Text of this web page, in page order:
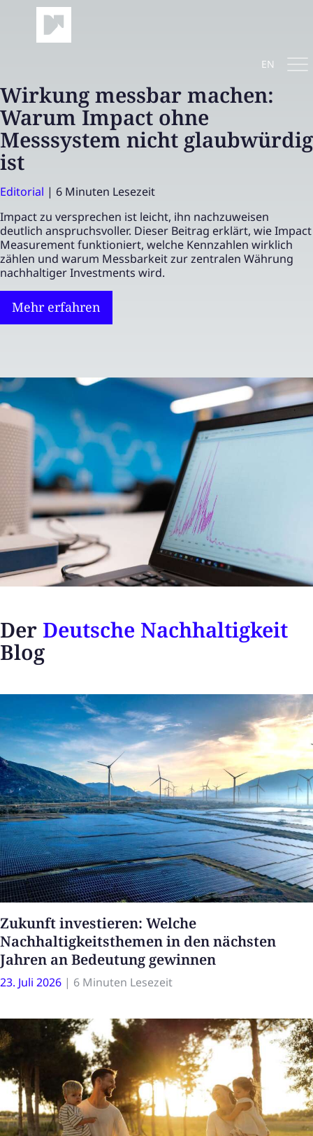
EN
Wirkung messbar machen:
Warum Impact ohne
Messsystem nicht glaubwürdig
ist
Editorial | 6 Minuten Lesezeit
Impact zu versprechen ist leicht, ihn nachzuweisen
deutlich anspruchsvoller. Dieser Beitrag erklärt, wie Impact
Measurement funktioniert, welche Kennzahlen wirklich
zählen und warum Messbarkeit zur zentralen Währung
nachhaltiger Investments wird.
Mehr erfahren
Der Deutsche Nachhaltigkeit
Blog
Zukunft investieren: Welche
Nachhaltigkeitsthemen in den nächsten
Jahren an Bedeutung gewinnen
23. Juli 2026 | 6 Minuten Lesezeit